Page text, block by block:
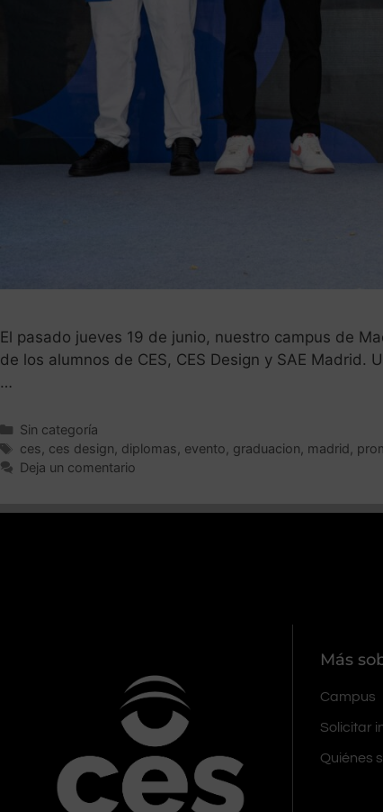
El pasado jueves 19 de junio, nuestro campus de
de los alumnos de CES, CES Design y SAE
…
Sin categoría
ces ces design diplomas evento graduacion madrid
Deja un comentario
Más
Campus
Solicitar
Quiénes